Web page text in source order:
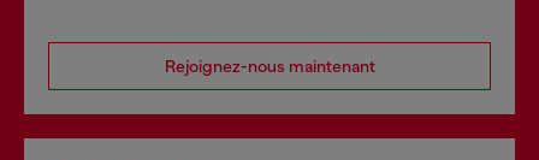
Rejoignez-nous maintenant